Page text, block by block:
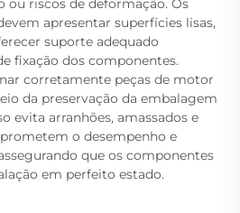
ou riscos de deformação. Os
apresentar superfícies lisas,
suporte adequado
fixação dos componentes.
corretamente peças de motor
da preservação da embalagem
evita arranhões, amassados e
o desempenho e
que os componentes
em perfeito estado.